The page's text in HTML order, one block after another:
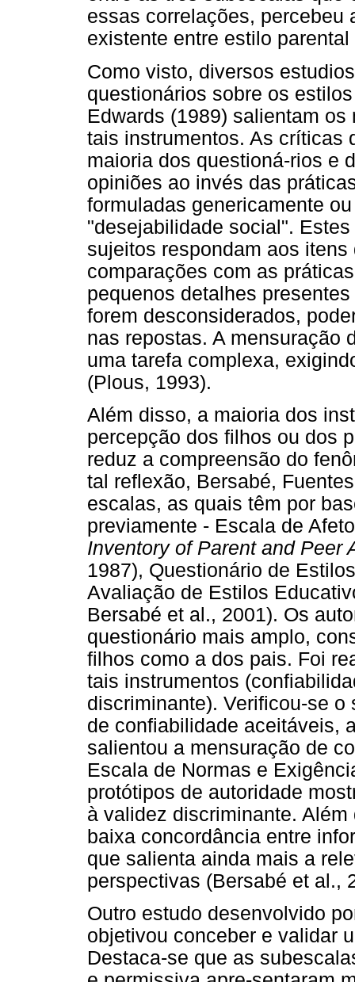
essas correlações, percebeu
existente entre estilo
Como visto, diversos
questionários sobre os
Edwards (1989) salientam
tais instrumentos. As críticas
maioria dos questioná-rios e
opiniões ao invés das
formuladas genericamente
"desejabilidade social".
sujeitos respondam aos
comparações com as
pequenos detalhes
forem desconsiderados,
nas repostas. A mensuração
uma tarefa complexa,
(Plous, 1993).
Além disso, a maioria dos
percepção dos filhos ou dos
reduz a compreensão do
tal reflexão, Bersabé,
escalas, as quais têm por
previamente - Escala de
Inventory of Parent and Peer
1987), Questionário de
Avaliação de Estilos
Bersabé et al., 2001). Os
questionário mais amplo,
filhos como a dos pais. Foi
tais instrumentos
discriminante). Verificou-se
de confiabilidade aceitáveis,
salientou a mensuração de
Escala de Normas e
protótipos de autoridade
à validez discriminante.
baixa concordância entre
que salienta ainda mais a
perspectivas (Bersabé et al.,
Outro estudo desenvolvido
objetivou conceber e validar
Destaca-se que as